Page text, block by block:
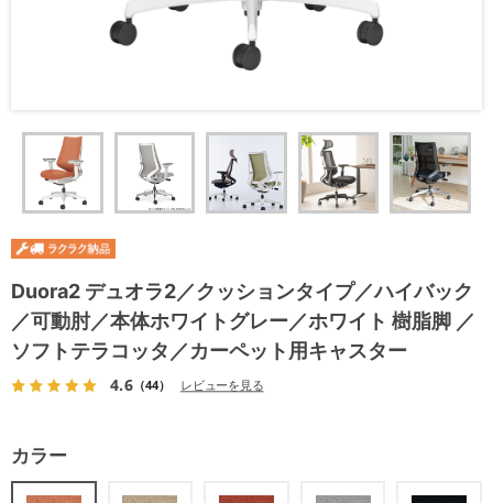
Duora2 デュオラ2／クッションタイプ／ハイバック
／可動肘／本体ホワイトグレー／ホワイト 樹脂脚 ／
ソフトテラコッタ／カーペット用キャスター
4.6（44） レビューを見る
カラー